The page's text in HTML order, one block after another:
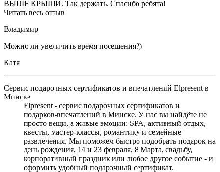
ВЫШЕ КРЫШИ. Так держать. Спасибо ребята!
Читать весь отзыв
Владимир
Можно ли увеличить время посещения?)
Катя
Сервис подарочных сертификатов и впечатлений Elpresent в
Минске
Elpresent - сервис подарочных сертификатов и
подарков‑впечатлений в Минске. У нас вы найдёте не
просто вещи, а живые эмоции: SPA, активный отдых,
квесты, мастер‑классы, романтику и семейные
развлечения. Мы поможем быстро подобрать подарок на
день рождения, 14 и 23 февраля, 8 Марта, свадьбу,
корпоративный праздник или любое другое событие - и
оформить удобный подарочный сертификат.